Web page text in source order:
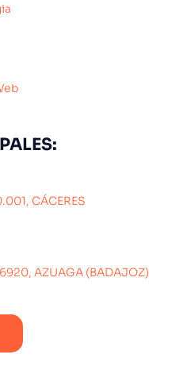
CÁCERES
AZUAGA (BADAJOZ)